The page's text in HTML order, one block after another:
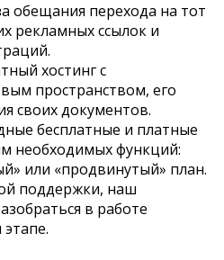
обещания перехода на тот
рекламных ссылок и
хостинг с
пространством, его
своих документов.
бесплатные и платные
необходимых функций:
или «продвинутый» план.
поддержки, наш
в работе